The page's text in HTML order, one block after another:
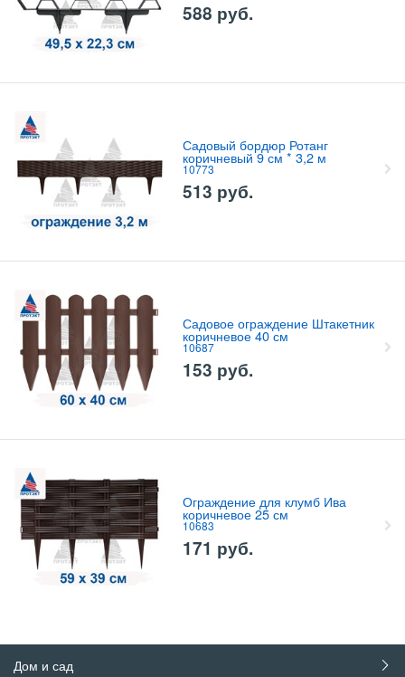
588 руб.
Садовый бордюр Ротанг
коричневый 9 см * 3,2 м
10773
513 руб.
Садовое ограждение Штакетник
коричневое 40 см
10687
153 руб.
Ограждение для клумб Ива
коричневое 25 см
10683
171 руб.
Дом и сад